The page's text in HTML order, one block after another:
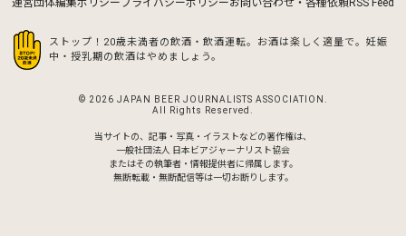
運営団体編集ポリシープライバシーポリシーお問い合わせ・各種依頼RSS Feed
ストップ！20歳未満者の飲酒・飲酒運転。お酒は楽しく適量で。 妊娠
中・授乳期の飲酒はやめましょう。
© 2026 JAPAN BEER JOURNALISTS ASSOCIATION.
All Rights Reserved.
当サイトの、記事・写真・イラストなどの著作権は、
一般社団法人 日本ビアジャーナリスト協会
またはその執筆者・情報提供者に帰属します。
無断転載・無断配信等は一切お断りします。